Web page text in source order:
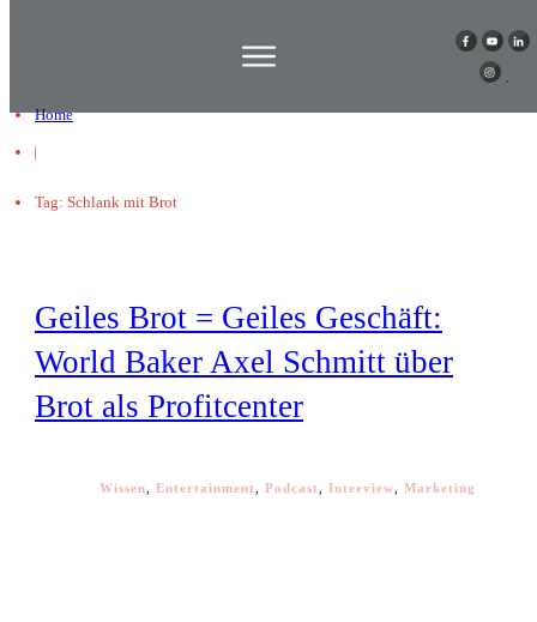
Home
|
Tag: Schlank mit Brot
Geiles Brot = Geiles Geschäft:
World Baker Axel Schmitt über
Brot als Profitcenter
Wissen Entertainment Podcast Interview Marketing